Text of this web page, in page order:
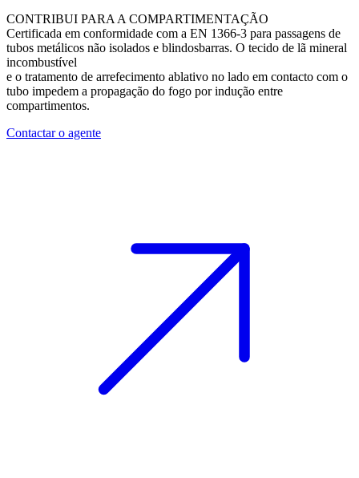
CONTRIBUI PARA A COMPARTIMENTAÇÃO
Certificada em conformidade com a EN 1366-3 para passagens de
tubos metálicos não isolados e blindosbarras. O tecido de lã mineral
incombustível
e o tratamento de arrefecimento ablativo no lado em contacto com o
tubo impedem a propagação do fogo por indução entre
compartimentos.
Contactar o agente